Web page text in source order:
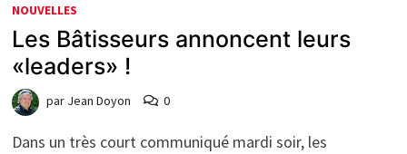
NOUVELLES
Les Bâtisseurs annoncent leurs
«leaders» !
par Jean Doyon 0
Dans un très court communiqué mardi soir, les